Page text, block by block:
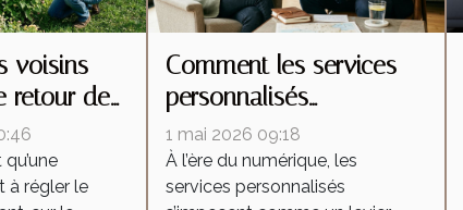
voisins
retour des
une
à régler le
Comment les services
personnalisés
redéfinissent les attentes
dans l'industrie
1 mai 2026 09:18
À l’ère du numérique, les
services personnalisés